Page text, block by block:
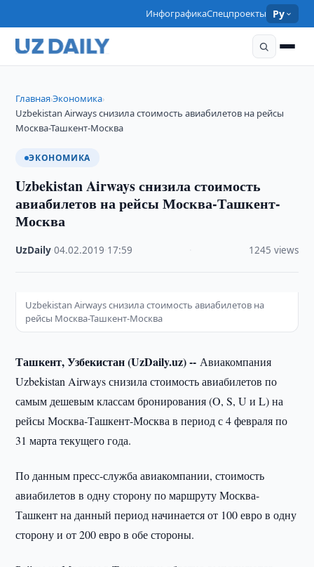
ИнфографикаСпецпроекты Ру
Главная›Экономика›
Uzbekistan Airways снизила стоимость авиабилетов на рейсы
Москва-Ташкент-Москва
ЭКОНОМИКА
Uzbekistan Airways снизила стоимость
авиабилетов на рейсы Москва-Ташкент-
Москва
UzDaily ·04.02.2019 17:59 1245 views
Uzbekistan Airways снизила стоимость авиабилетов на
рейсы Москва-Ташкент-Москва
Ташкент, Узбекистан (UzDaily.uz) --Авиакомпания
Uzbekistan Airways снизила стоимость авиабилетов по
самым дешевым классам бронирования (O, S, U и L) на
рейсы Москва-Ташкент-Москва в период с 4 февраля по
31 марта текущего года.
По данным пресс-служба авиакомпании, стоимость
авиабилетов в одну сторону по маршруту Москва-
Ташкент на данный период начинается от 100 евро в одну
сторону и от 200 евро в обе стороны.